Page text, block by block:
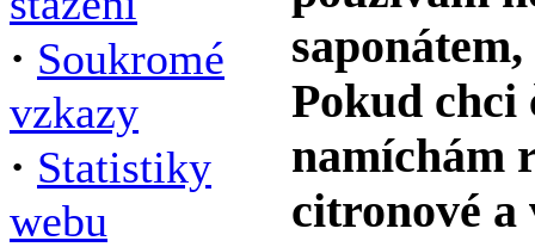
· Soukromé
vzkazy
· Statistiky
webu
Pokud
namíchám
citronové a